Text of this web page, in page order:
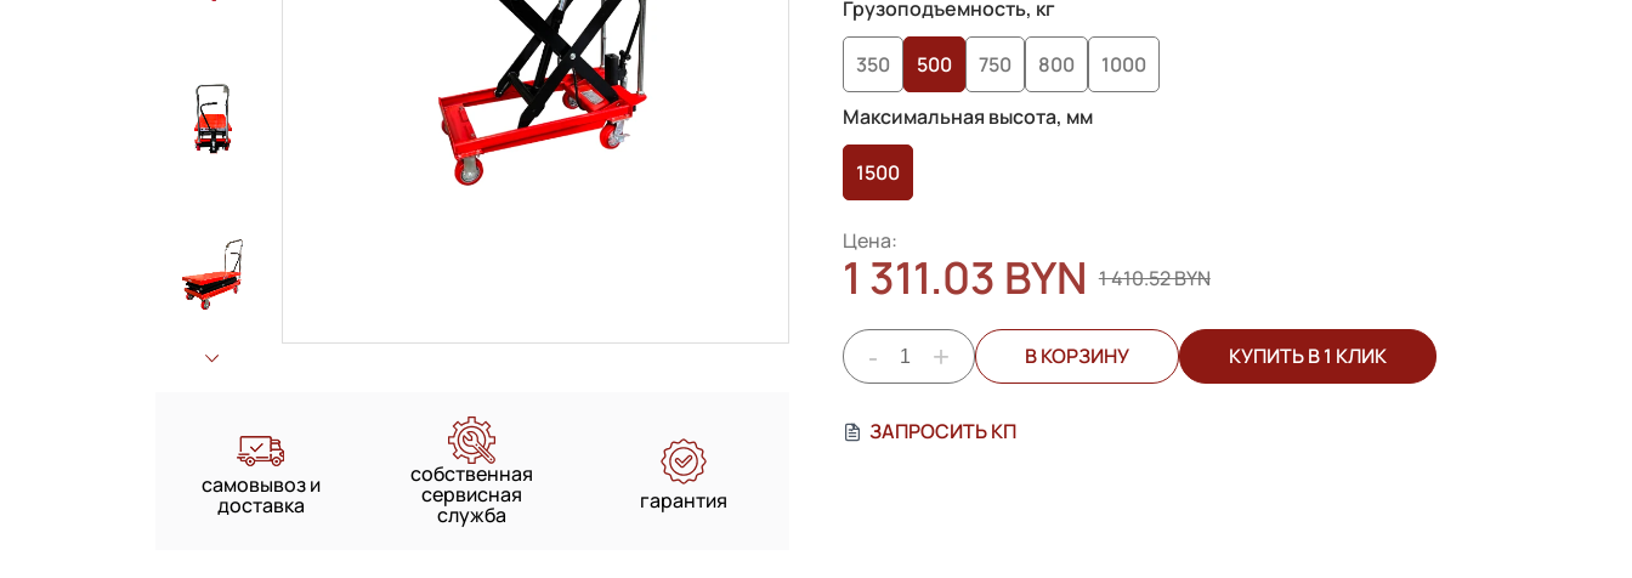
самовывоз и
доставка
собственная
сервисная
служба
гарантия
пользователей
Грузоподъемность, кг
350 500 750 800
1000
Максимальная высота, мм
1500
Цена:
1 311.03 BYN 1 410.52 BYN
- + В КОРЗИНУ КУПИТЬ В 1 КЛИК
ЗАПРОСИТЬ КП